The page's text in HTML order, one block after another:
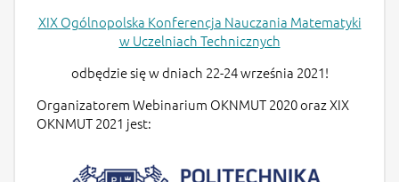
XIX Ogólnopolska Konferencja Nauczania Matematyki
w Uczelniach Technicznych
odbędzie się w dniach 22-24 września 2021!
Organizatorem Webinarium OKNMUT 2020 oraz XIX
OKNMUT 2021 jest: